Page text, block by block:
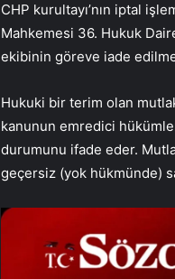
CHP kurultayı’nın iptal
Mahkemesi 36. Hukuk
ekibinin göreve iade
Hukuki bir terim olan
kanunun emredici
durumunu ifade eder.
geçersiz (yok hükmünde)